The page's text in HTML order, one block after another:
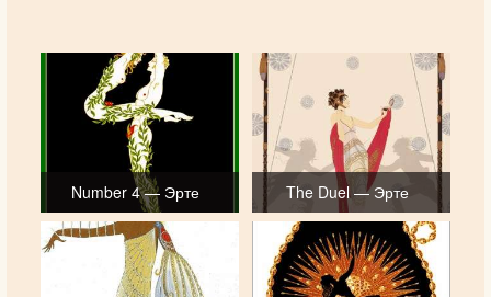
Number 4 — Эрте The Duel — Эрте